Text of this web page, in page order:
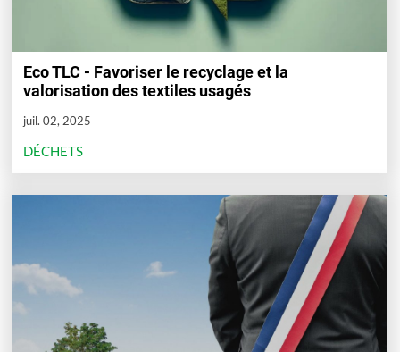
Eco TLC - Favoriser le recyclage et la
valorisation des textiles usagés
juil. 02, 2025
DÉCHETS